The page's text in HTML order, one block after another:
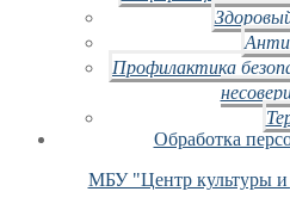
Профилактика
Обработка
МБУ "Центр культуры и